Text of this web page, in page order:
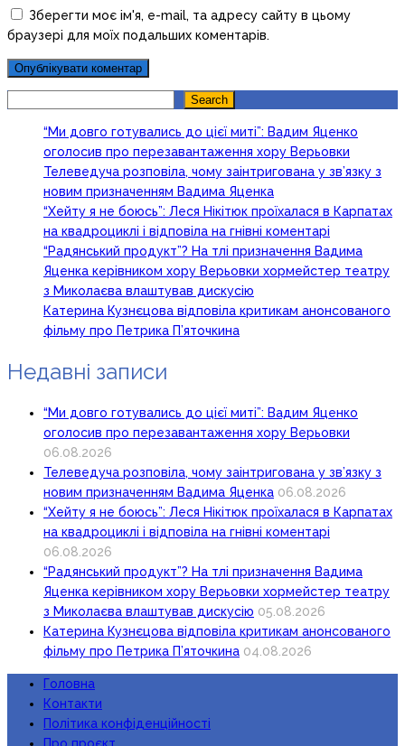
Зберегти моє ім'я, e-mail, та адресу сайту в цьому
браузері для моїх подальших коментарів.
Search
“Ми довго готувались до цієї миті”: Вадим Яценко
оголосив про перезавантаження хору Верьовки
Телеведуча розповіла, чому заінтригована у зв’язку з
новим призначенням Вадима Яценка
“Хейту я не боюсь”: Леся Нікітюк проїхалася в Карпатах
на квадроциклі і відповіла на гнівні коментарі
“Радянський продукт”? На тлі призначення Вадима
Яценка керівником хору Верьовки хормейстер театру
з Миколаєва влаштував дискусію
Катерина Кузнєцова відповіла критикам анонсованого
фільму про Петрика П’яточкина
Недавні записи
“Ми довго готувались до цієї миті”: Вадим Яценко
оголосив про перезавантаження хору Верьовки
06.08.2026
Телеведуча розповіла, чому заінтригована у зв’язку з
новим призначенням Вадима Яценка 06.08.2026
“Хейту я не боюсь”: Леся Нікітюк проїхалася в Карпатах
на квадроциклі і відповіла на гнівні коментарі
06.08.2026
“Радянський продукт”? На тлі призначення Вадима
Яценка керівником хору Верьовки хормейстер театру
з Миколаєва влаштував дискусію 05.08.2026
Катерина Кузнєцова відповіла критикам анонсованого
фільму про Петрика П’яточкина 04.08.2026
Головна
Контакти
Політика конфіденційності